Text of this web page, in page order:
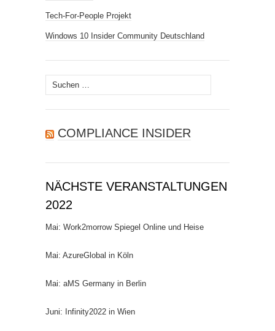
Tech-For-People Projekt
Windows 10 Insider Community Deutschland
Suchen
nach:
COMPLIANCE INSIDER
NÄCHSTE VERANSTALTUNGEN
2022
Mai: Work2morrow Spiegel Online und Heise
Mai: AzureGlobal in Köln
Mai: aMS Germany in Berlin
Juni: Infinity2022 in Wien